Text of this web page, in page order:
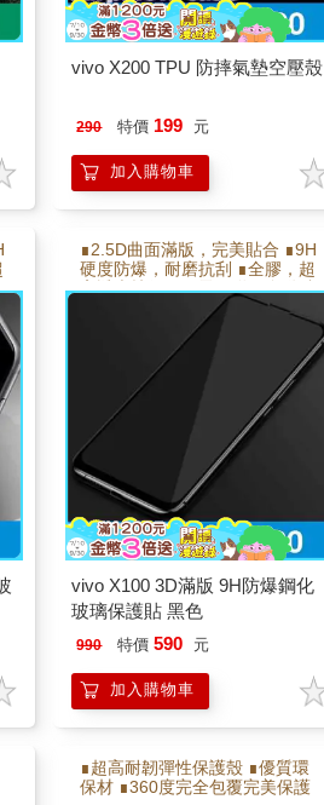
vivo X200 TPU 防摔氣墊空壓殼
290 特價 199 元
加入購物車
∎2.5D曲面滿版，完美貼合 ∎9H
硬度防爆，耐磨抗刮 ∎全膠，超
高透光技術 ∎靜電吸附，自動貼
合 ∎電鍍疏水疏油層 使手感更滑
vivo X100 3D滿版 9H防爆鋼化
玻璃保護貼 黑色
990 特價 590 元
加入購物車
∎超高耐韌彈性保護殼 ∎優質環
保材 ∎360度完全包覆完美保護